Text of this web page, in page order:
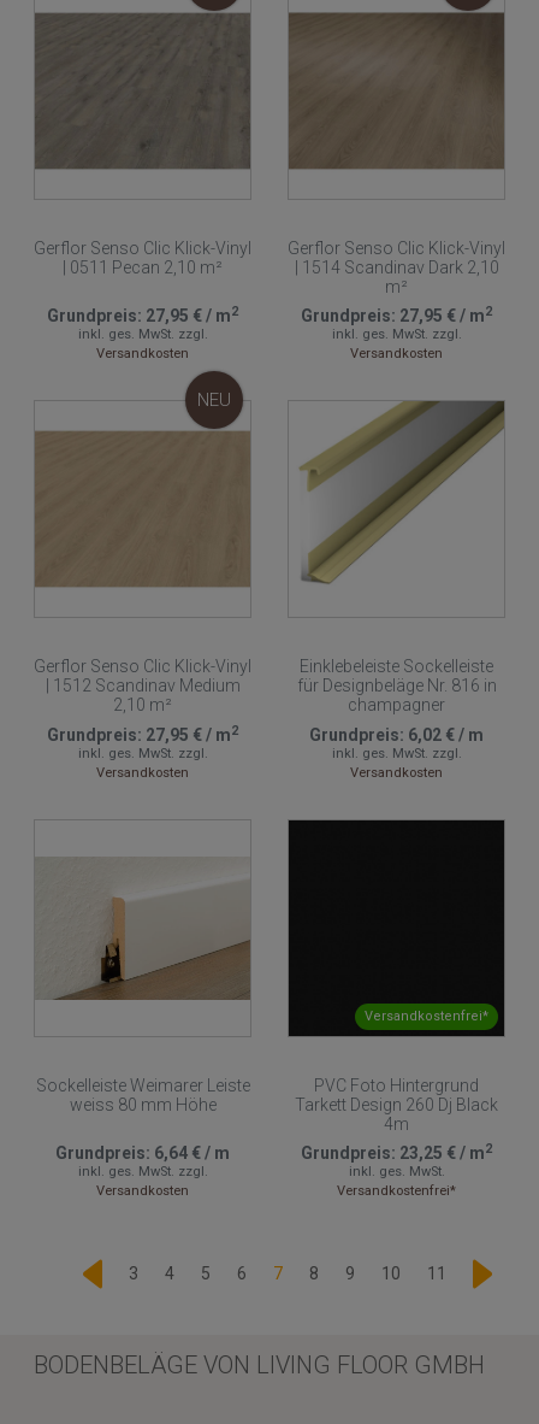
Gerflor Senso Clic Klick-Vinyl
| 0511 Pecan 2,10 m²
Grundpreis: 27,95 €/ m2
inkl. ges. MwSt. zzgl.
Versandkosten
Gerflor Senso Clic Klick-Vinyl
| 1514 Scandinav Dark 2,10
m²
Grundpreis: 27,95 €/ m2
inkl. ges. MwSt. zzgl.
Versandkosten
NEU
Gerflor Senso Clic Klick-Vinyl
| 1512 Scandinav Medium
2,10 m²
Grundpreis: 27,95 €/ m2
inkl. ges. MwSt. zzgl.
Versandkosten
Einklebeleiste Sockelleiste
für Designbeläge Nr. 816 in
champagner
Grundpreis: 6,02 €/ m
inkl. ges. MwSt. zzgl.
Versandkosten
Sockelleiste Weimarer Leiste
weiss 80 mm Höhe
Grundpreis: 6,64 €/ m
inkl. ges. MwSt. zzgl.
Versandkosten
Versandkostenfrei*
PVC Foto Hintergrund
Tarkett Design 260 Dj Black
4m
Grundpreis: 23,25 €/ m2
inkl. ges. MwSt.
Versandkostenfrei*
3 4 5 6 7 8 9 10 11
BODENBELÄGE VON LIVING FLOOR GMBH